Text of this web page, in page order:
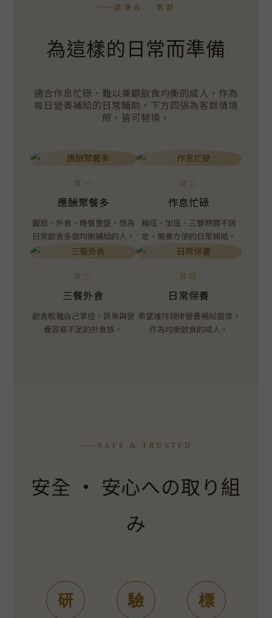
誰適合 · 客群
為這樣的日常而準備
適合作息忙碌、難以兼顧飲食均衡的成人，作為
每日營養補給的日常輔助。下方四張為客群情境
照，皆可替換。
其一
應酬聚餐多
飯局、外食、晚餐豐盛，想為
日常飲食多做均衡補給的人。
其二
作息忙碌
輪班、加班、三餐時間不固
定，需要方便的日常補給。
其三
三餐外食
飲食較難自己掌控、蔬果與營
養容易不足的外食族。
其四
日常保養
希望維持規律營養補給習慣，
作為均衡飲食的成人。
SAFE & TRUSTED
安全 · 安心への取り組
み
研 驗 標